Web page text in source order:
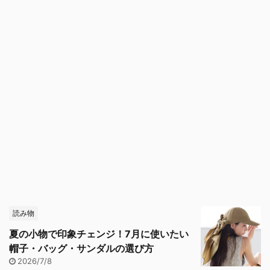
読み物
夏の小物で印象チェンジ！7月に使いたい
帽子・バッグ・サンダルの選び方
2026/7/8